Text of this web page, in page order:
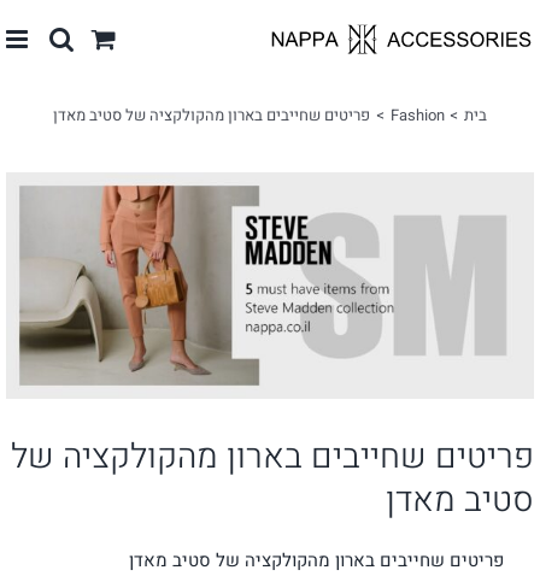
לתוכן
בית Fashion פריטים שחייבים בארון מהקולקציה של סטיב מאדן
בתמונה
פריטים שחייבים בארון מהקולקציה של
סטיב מאדן
פריטים שחייבים בארון מהקולקציה של סטיב מאדן